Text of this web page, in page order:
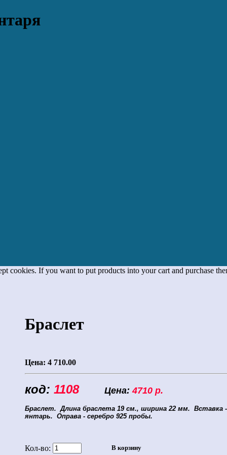
cookies. If you want to put products into your cart and purchase
Браслет
Цена: 4 710.00
код: 1108Цена: 4710 р.
Браслет. Длина браслета 19 см., ширина 22 мм. Вставка
янтарь. Оправа - серебро 925 пробы.
Кол-во: